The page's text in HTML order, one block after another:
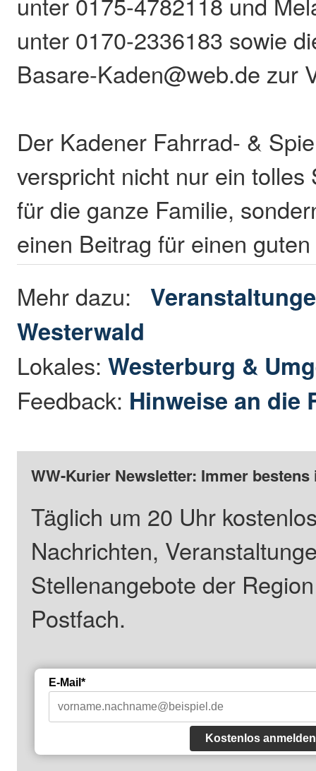
unter 0170-2336183 sowie
Basare-Kaden@web.de zur
Der Kadener Fahrrad- &
verspricht nicht nur ein tolles
für die ganze Familie,
einen Beitrag für einen
Mehr dazu:
Westerwald
Lokales:Westerburg &
Feedback: Hinweise an die
WW-Kurier Newsletter: Immer
Täglich um 20 Uhr
Nachrichten,
Stellenangebote der
Postfach.
E-Mail*
Kostenlos anmelden